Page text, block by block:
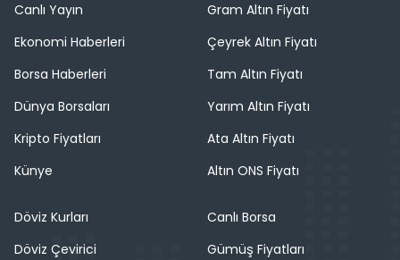
Canlı Yayın
Ekonomi Haberleri
Borsa Haberleri
Dünya Borsaları
Kripto Fiyatları
Künye
Gram Altın Fiyatı
Çeyrek Altın Fiyatı
Tam Altın Fiyatı
Yarım Altın Fiyatı
Ata Altın Fiyatı
Altın ONS Fiyatı
Döviz Kurları
Döviz Çevirici
Canlı Borsa
Gümüş Fiyatları